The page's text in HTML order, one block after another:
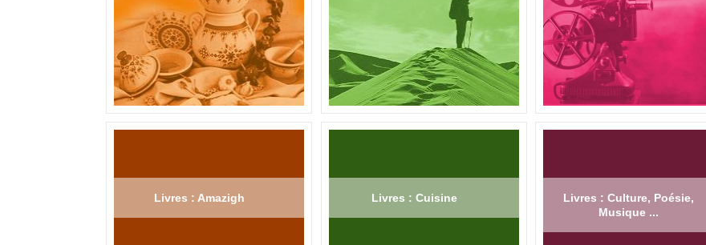
Livres : Amazigh Livres : Cuisine
Livres : Culture, Poésie,
Musique ...